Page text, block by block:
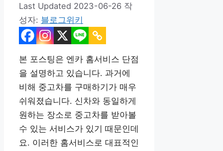
2023-06-26 작
성자: 블로그위키
본 포스팅은 엔카 홈서비스 단점
을 설명하고 있습니다. 과거에
비해 중고차를 구매하기가 매우
쉬워졌습니다. 신차와 동일하게
원하는 장소로 중고차를 받아볼
수 있는 서비스가 있기 때문인데
요. 이러한 홈서비스로 대표적인